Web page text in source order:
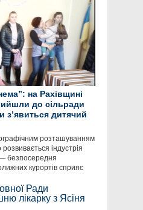
на Рахівщині
до сільради
з’явиться дитячий
розташуванням
індустрія
безпосередня
курортів сприяє